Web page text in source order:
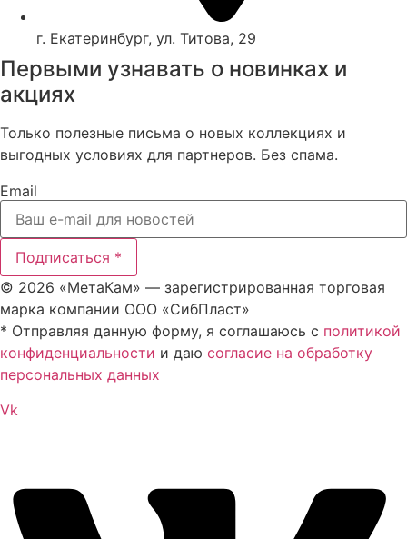
г. Екатеринбург, ул. Титова, 29
Первыми узнавать о новинках и
акциях
Только полезные письма о новых коллекциях и
выгодных условиях для партнеров. Без спама.
Email
Подписаться *
© 2026 «МетаКам» — зарегистрированная торговая
марка компании ООО «СибПласт»
* Отправляя данную форму, я соглашаюсь с политикой
конфиденциальности и даю согласие на обработку
персональных данных
Vk